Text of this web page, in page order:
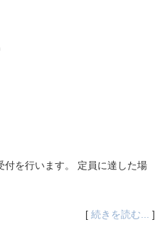
を行います。 定員に達した場
[ 続きを読む... ]